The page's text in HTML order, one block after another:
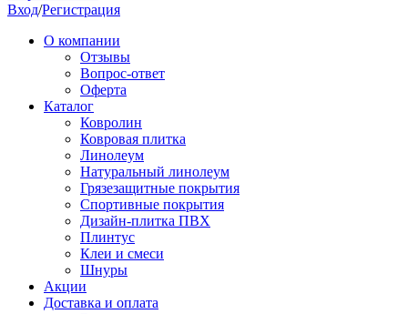
https://kuraschool.ru/
для
быстрого
Вход/Регистрация
О компании
Отзывы
Вопрос-ответ
Оферта
Каталог
Ковролин
Ковровая плитка
Линолеум
Натуральный линолеум
Грязезащитные покрытия
Спортивные покрытия
Дизайн-плитка ПВХ
Плинтус
Клеи и смеси
Шнуры
Акции
Доставка и оплата